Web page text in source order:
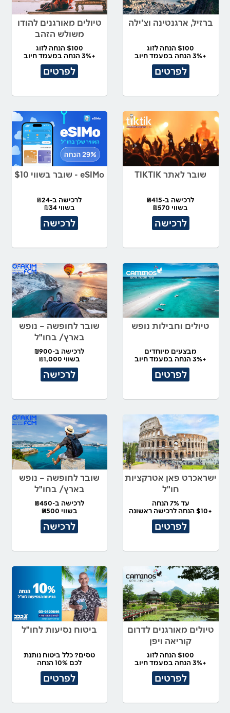
ברזיל, ארגנטינה וצ'ילה
$100 הנחה לזוג
+3% הנחה במעמד חיוב
לפרטים
טיולים מאורגנים להודו
משולש הזהב
$100 הנחה לזוג
+3% הנחה במעמד חיוב
לפרטים
שובר לאתר TIKTIK
לרכישה ב-₪415
בשווי ₪570
לרכישה
eSIMo - שובר בשווי $10
לרכישה ב-₪24
בשווי ₪34
לרכישה
טיולים וחבילות נופש
מבצעים מיוחדים
+3% הנחה במעמד חיוב
לפרטים
שובר לחופשה – נופש
בארץ/ בחו"ל
לרכישה ב-₪900
בשווי ₪1,000
לרכישה
ישראכרט פאן אטרקציות
חו"ל
עד 7% הנחה
+$10 הנחה לרכישה ראשונה
לפרטים
שובר לחופשה – נופש
בארץ/ בחו"ל
לרכישה ב-₪450
בשווי ₪500
לרכישה
טיולים מאורגנים לדרום
קוריאה ויפן
$100 הנחה לזוג
+3% הנחה במעמד חיוב
לפרטים
ביטוח נסיעות לחו"ל
טסים? כלל ביטוח נותנת
לכם 10% הנחה
לפרטים